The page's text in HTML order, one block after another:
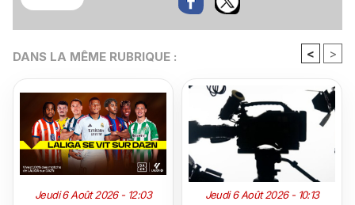
DANS LA MÊME RUBRIQUE : < >
Jeudi 6 Août 2026 - 12:03 Jeudi 6 Août 2026 - 10:13